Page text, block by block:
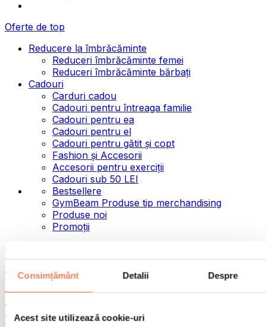
Consimțământ Detalii Despre
Acest site utilizează cookie-uri
Oferte de top
Reducere la îmbrăcăminte
Reduceri îmbrăcăminte femei
Reduceri îmbrăcăminte bărbați
Cadouri
Carduri cadou
Cadouri pentru întreaga familie
Cadouri pentru ea
Cadouri pentru el
Cadouri pentru gătit și copt
Fashion și Accesorii
Accesorii pentru exerciții
Cadouri sub 50 LEI
Bestsellere
GymBeam Produse tip merchandising
Produse noi
Promoții
Categorii
Semințe
Creme și paste tartinabile